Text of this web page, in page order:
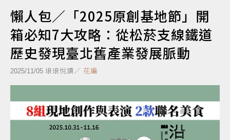
懶人包／「2025原創基地節」開
箱必知7大攻略：從松菸支線鐵道
歷史發現臺北舊產業發展脈動
2025/11/05 琅琅悅讀／ 花編